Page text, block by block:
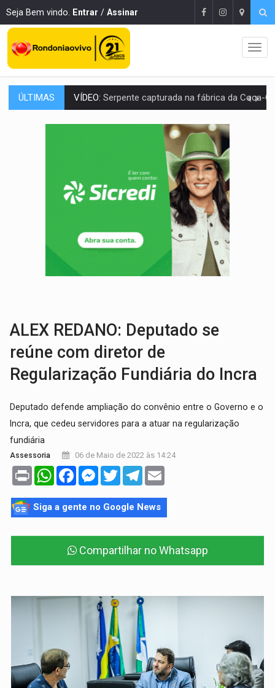
Seja Bem vindo. Entrar / Assinar
ÚLTIMAS HOMENAGEM:Cientistas cassados pelo AI-5 se tornam pesquisadores
VÍDEO:Líder religioso é preso por abusar de fiéis sob pretexto de
Brasil tem uma história marcada por guerras, revoltas e
LAMENTÁVEL:Mulher é encontrada morta dentro de residência
'XANDY DO MOTOCROSS':Pai morre em acidente na BR-364 duas semanas após
Cinco maiores colégios eleitorais concentram 53,7% dos
COLUNA SEMANAL: Largada foi dada e candidatos ao Governo de RO
SOB SUSPEITA: Entrega de 286 máquinas em Rondônia coincide com
ALEX REDANO: Deputado se
reúne com diretor de
Regularização Fundiária do Incra
Deputado defende ampliação do convênio entre o Governo e o
Incra, que cedeu servidores para a atuar na regularização
fundiária
Assessoria 06 de Maio de 2022 às 14:24
Print WhatsAppFacebookMessenger
TwitterTelegram
Siga a gente no Google News
Compartilhar no Whatsapp